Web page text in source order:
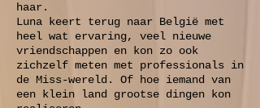
haar.
Luna keert terug naar België met
heel wat ervaring, veel nieuwe
vriendschappen en kon zo ook
zichzelf meten met professionals in
de Miss-wereld. Of hoe iemand van
een klein land grootse dingen kon